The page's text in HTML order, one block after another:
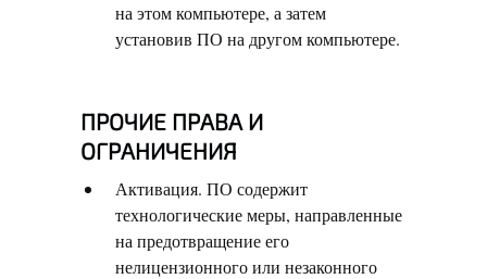
на этом компьютере, а затем
установив ПО на другом компьютере.
ПРОЧИЕ ПРАВА И
ОГРАНИЧЕНИЯ
Активация. ПО содержит
технологические меры, направленные
на предотвращение его
нелицензионного или незаконного